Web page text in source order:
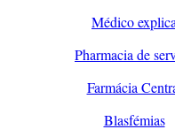
Médico
Pharmacia de
Farmácia
Blasfémias